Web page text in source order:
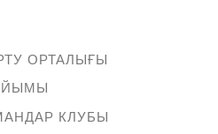
ОРТАЛЫҒЫ
КЛУБЫ